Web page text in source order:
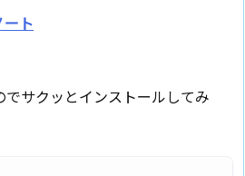
ト
サクッとインストールしてみ